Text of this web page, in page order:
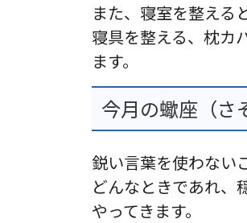
また、寝室を整える
寝具を整える、枕カ
ます。
今月の蠍座（さ
鋭い言葉を使わない
どんなときであれ、
やってきます。